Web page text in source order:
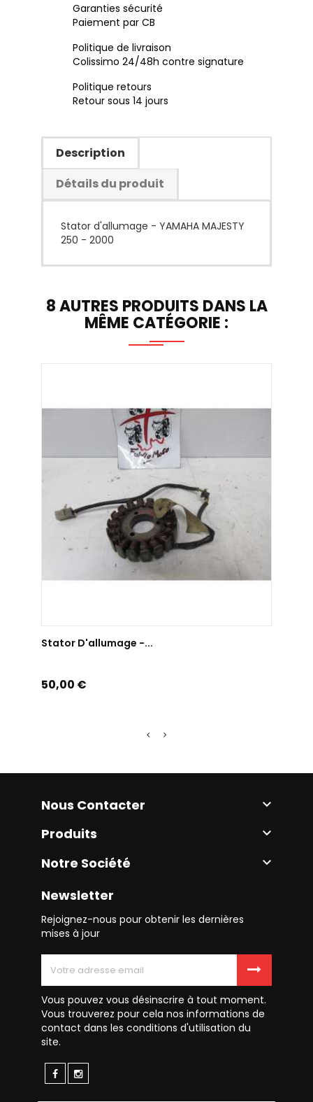
Garanties sécurité
Paiement par CB
Politique de livraison
Colissimo 24/48h contre signature
Politique retours
Retour sous 14 jours
Description
Détails du produit
Stator d'allumage - YAMAHA MAJESTY
250 - 2000
8 AUTRES PRODUITS DANS LA
MÊME CATÉGORIE :
Stator D'allumage -...
Prix
50,00 €
Nous Contacter 
Produits 
Notre Société 
Newsletter
Rejoignez-nous pour obtenir les dernières
mises à jour
Vous pouvez vous désinscrire à tout moment.
Vous trouverez pour cela nos informations de
contact dans les conditions d'utilisation du
site.